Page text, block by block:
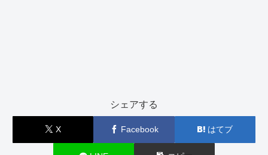
シェアする
X Facebook はてブ